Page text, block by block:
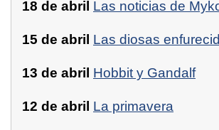
18 de abril Las noticias de
15 de abril Las diosas
13 de abril Hobbit y Gandalf
12 de abril La primavera